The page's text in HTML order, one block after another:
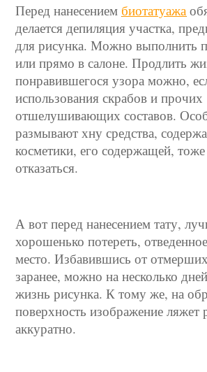
Перед нанесениембиотатуажа
делается депиляция участка,
для рисунка. Можно выполнить
или прямо в салоне. Продлить
понравившегося узора можно,
использования скрабов и прочих
отшелушивающих составов.
размывают хну средства,
косметики, его содержащей,
отказаться.
А вот перед нанесением тату,
хорошенько потереть,
место. Избавившись от
заранее, можно на несколько
жизнь рисунка. К тому же, на
поверхность изображение ляжет
аккуратно.